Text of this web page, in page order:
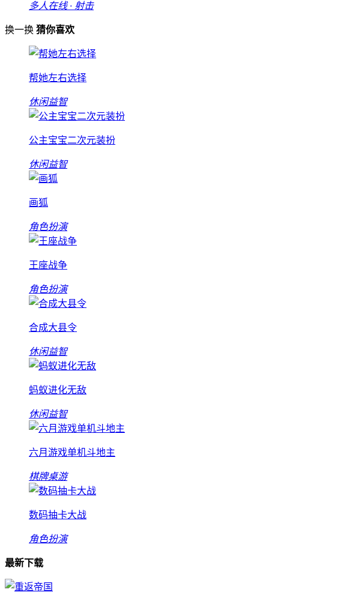
多人在线 · 射击
换一换 猜你喜欢
帮她左右选择
休闲益智
公主宝宝二次元装扮
休闲益智
画狐
角色扮演
王座战争
角色扮演
合成大县令
休闲益智
蚂蚁进化无敌
休闲益智
六月游戏单机斗地主
棋牌桌游
数码抽卡大战
角色扮演
最新下载